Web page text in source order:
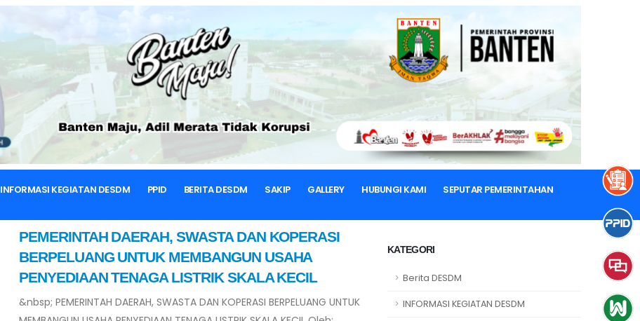
INFORMASI KEGIATAN DESDM PPID BERITA DESDM SAKIP GALLERY HUBUNGI KAMI SEPUTAR PEMERINTAHAN
Berita
BERANDA
KATEGORI
Berita DESDM
INFORMASI KEGIATAN DESDM
PEMERINTAH DAERAH, SWASTA DAN KOPERASI
BERPELUANG UNTUK MEMBANGUN USAHA
PENYEDIAAN TENAGA LISTRIK SKALA KECIL
&nbsp; PEMERINTAH DAERAH, SWASTA DAN KOPERASI BERPELUANG UNTUK